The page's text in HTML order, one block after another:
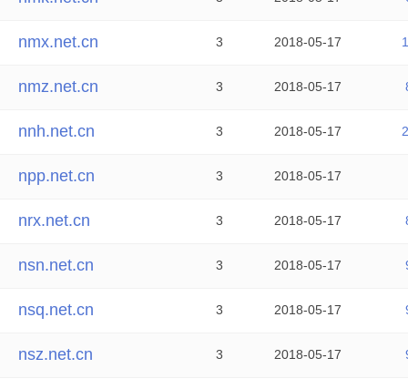
nmx.net.cn 3 2018-05-17
nmz.net.cn 3 2018-05-17
nnh.net.cn 3 2018-05-17
npp.net.cn 3 2018-05-17
nrx.net.cn 3 2018-05-17
nsn.net.cn 3 2018-05-17
nsq.net.cn 3 2018-05-17
nsz.net.cn 3 2018-05-17